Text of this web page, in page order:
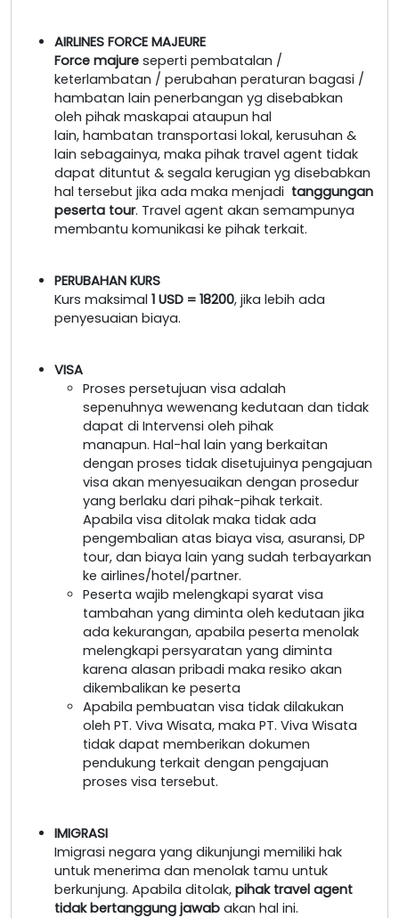
AIRLINES FORCE MAJEURE
Force majure seperti pembatalan /
keterlambatan / perubahan peraturan bagasi /
hambatan lain penerbangan yg disebabkan
oleh pihak maskapai ataupun hal
lain, hambatan transportasi lokal, kerusuhan &
lain sebagainya, maka pihak travel agent tidak
dapat dituntut & segala kerugian yg disebabkan
hal tersebut jika ada maka menjadi tanggungan
peserta tour. Travel agent akan semampunya
membantu komunikasi ke pihak terkait.
PERUBAHAN KURS
Kurs maksimal 1 USD = 18200, jika lebih ada
penyesuaian biaya.
VISA
Proses persetujuan visa adalah
sepenuhnya wewenang kedutaan dan tidak
dapat di Intervensi oleh pihak
manapun. Hal-hal lain yang berkaitan
dengan proses tidak disetujuinya pengajuan
visa akan menyesuaikan dengan prosedur
yang berlaku dari pihak-pihak terkait.
Apabila visa ditolak maka tidak ada
pengembalian atas biaya visa, asuransi, DP
tour, dan biaya lain yang sudah terbayarkan
ke airlines/hotel/partner.
Peserta wajib melengkapi syarat visa
tambahan yang diminta oleh kedutaan jika
ada kekurangan, apabila peserta menolak
melengkapi persyaratan yang diminta
karena alasan pribadi maka resiko akan
dikembalikan ke peserta
Apabila pembuatan visa tidak dilakukan
oleh PT. Viva Wisata, maka PT. Viva Wisata
tidak dapat memberikan dokumen
pendukung terkait dengan pengajuan
proses visa tersebut.
IMIGRASI
Imigrasi negara yang dikunjungi memiliki hak
untuk menerima dan menolak tamu untuk
berkunjung. Apabila ditolak, pihak travel agent
tidak bertanggung jawab akan hal ini.